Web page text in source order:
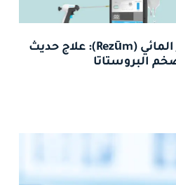
عملية التبخير بالبخار المائي (Rezūm): علاج حديث
البروستاتا